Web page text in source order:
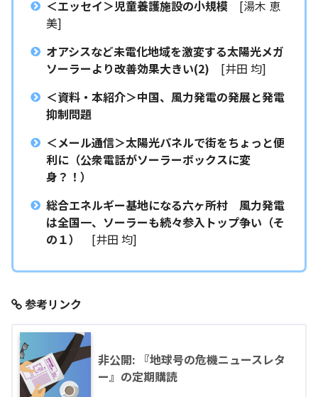
＜エッセイ＞児童養護施設の小規模 [湯木 恵
美]
オアシスなど未電化地域を激変する太陽光メガ
ソーラーより改善効果大きい(2) [井田 均]
＜資料・本紹介＞中国、風力発電の発展と発電
抑制問題
＜メール通信＞太陽光パネルで街をちょっと便
利に（公衆電話がソーラーボックスに変
身？！）
総合エネルギー基地になる六ヶ所村 風力発電
は全国一、ソーラーも続々参入トップ争い（そ
の１）
[井田 均]
参考リンク
非公開: 『地球号の危機ニュースレタ
ー』の定期購読